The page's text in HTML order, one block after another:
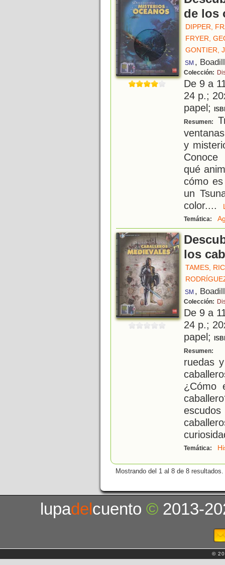
de los
DIPPER,
FRYER,
GONTIER,
SM ,
Colección:
De 9 a
24 p.;
papel;
Resumen:
y
qué
cómo
un
color....
Temática:
los
TAMES,
SM ,
Colección:
De 9 a
24 p.;
papel;
Resumen:
ruedas
¿Cómo
Temática:
Mostrando del 1 al 8 de 8 resultados.
lupadelcuento© 2013-
©